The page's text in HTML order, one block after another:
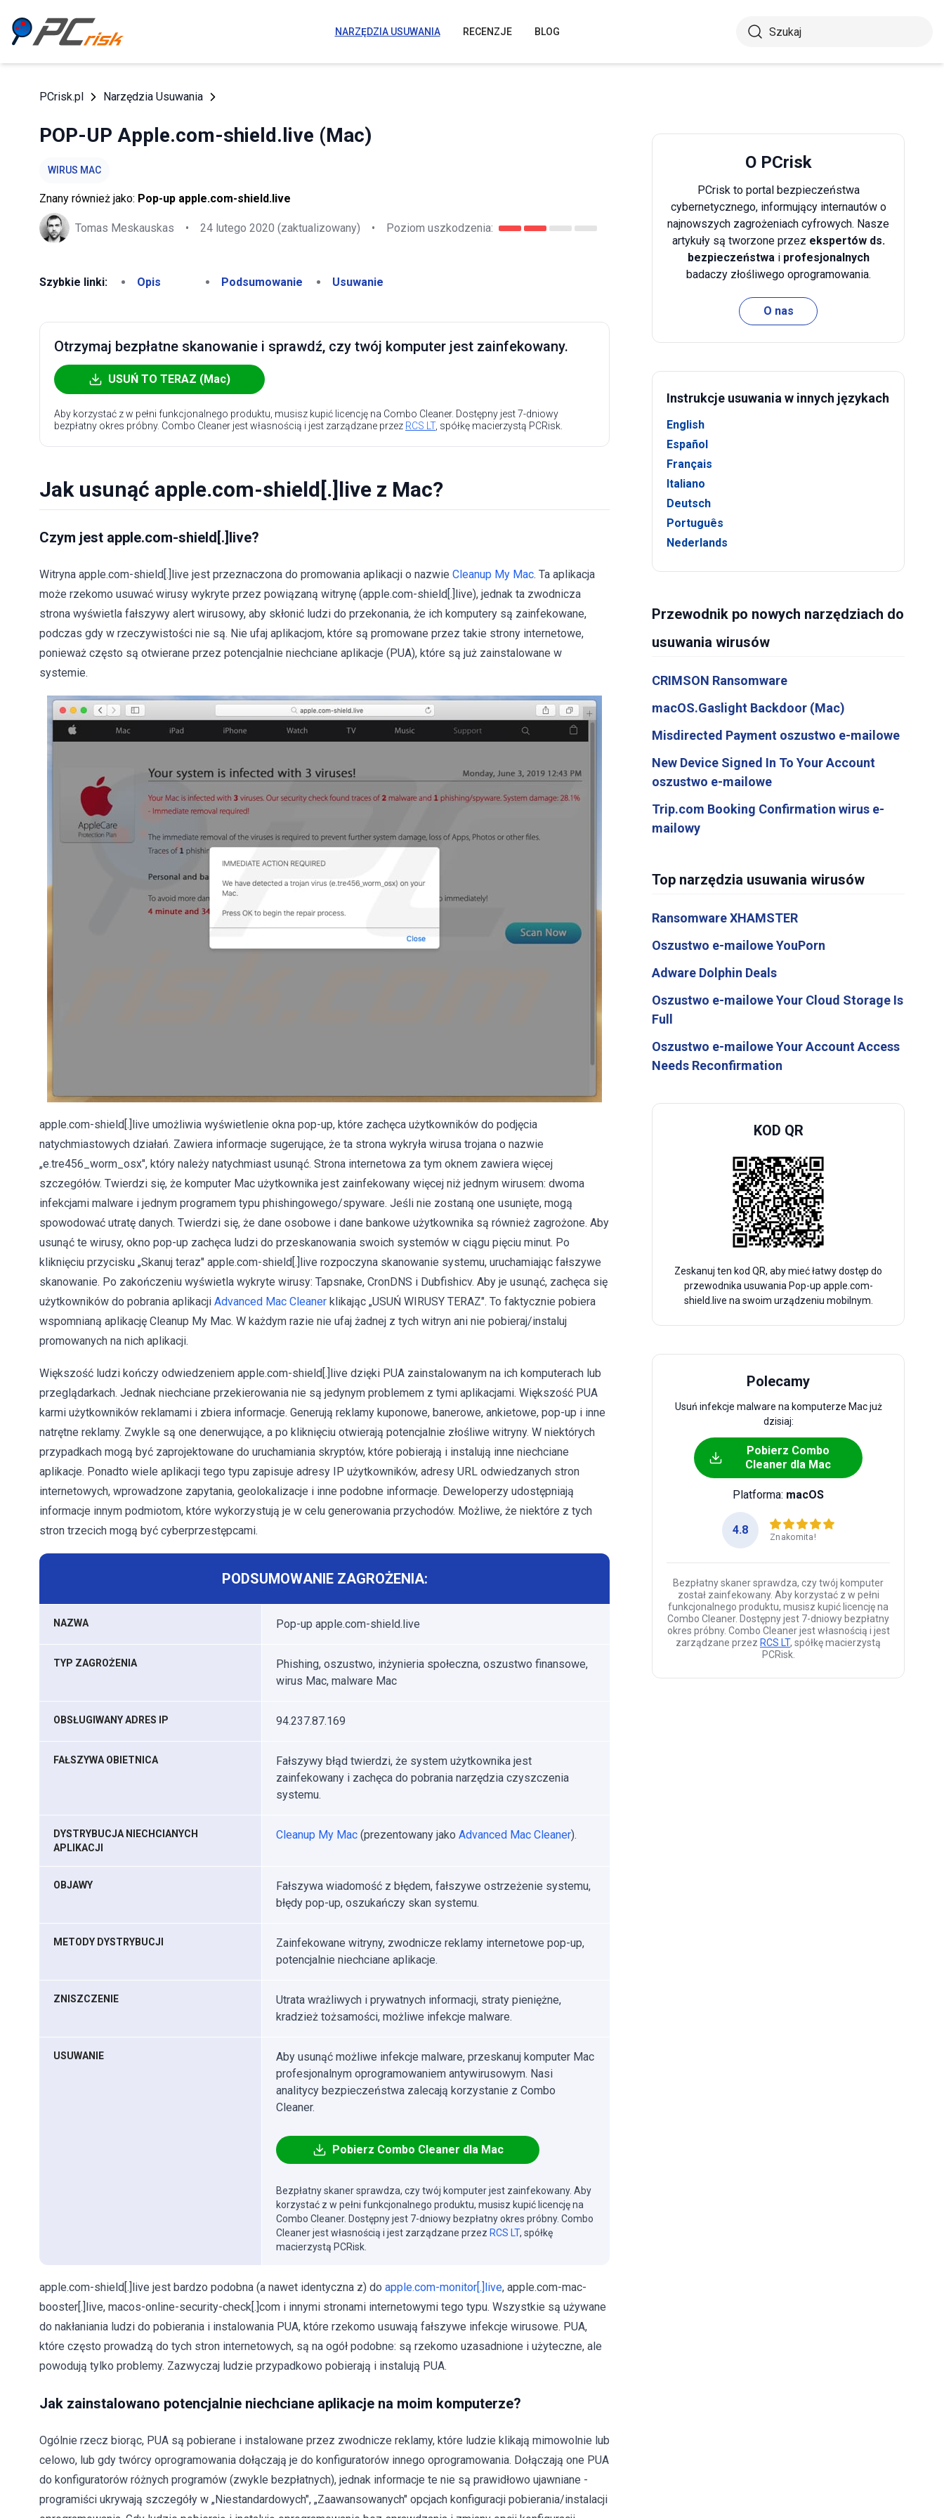
NARZĘDZIA USUWANIA RECENZJE BLOG
PCrisk.pl Narzędzia Usuwania
POP-UP Apple.com-shield.live (Mac)
WIRUS MAC
Znany również jako: Pop-up apple.com-shield.live
Tomas Meskauskas • 24 lutego 2020 (zaktualizowany) • Poziom uszkodzenia:
Szybkie linki: Opis Podsumowanie Usuwanie
Otrzymaj bezpłatne skanowanie i sprawdź, czy twój komputer jest zainfekowany.
USUŃ TO TERAZ (Mac)
Aby korzystać z w pełni funkcjonalnego produktu, musisz kupić licencję na Combo Cleaner. Dostępny jest 7-dniowy
bezpłatny okres próbny. Combo Cleaner jest własnością i jest zarządzane przez RCS LT, spółkę macierzystą PCRisk.
Jak usunąć apple.com-shield[.]live z Mac?
Czym jest apple.com-shield[.]live?
Witryna apple.com-shield[.]live jest przeznaczona do promowania aplikacji o nazwie Cleanup My Mac. Ta aplikacja
może rzekomo usuwać wirusy wykryte przez powiązaną witrynę (apple.com-shield[.]live), jednak ta zwodnicza
strona wyświetla fałszywy alert wirusowy, aby skłonić ludzi do przekonania, że ich komputery są zainfekowane,
podczas gdy w rzeczywistości nie są. Nie ufaj aplikacjom, które są promowane przez takie strony internetowe,
ponieważ często są otwierane przez potencjalnie niechciane aplikacje (PUA), które są już zainstalowane w
systemie.
apple.com-shield[.]live umożliwia wyświetlenie okna pop-up, które zachęca użytkowników do podjęcia
natychmiastowych działań. Zawiera informacje sugerujące, że ta strona wykryła wirusa trojana o nazwie
„e.tre456_worm_osx", który należy natychmiast usunąć. Strona internetowa za tym oknem zawiera więcej
szczegółów. Twierdzi się, że komputer Mac użytkownika jest zainfekowany więcej niż jednym wirusem: dwoma
infekcjami malware i jednym programem typu phishingowego/spyware. Jeśli nie zostaną one usunięte, mogą
spowodować utratę danych. Twierdzi się, że dane osobowe i dane bankowe użytkownika są również zagrożone. Aby
usunąć te wirusy, okno pop-up zachęca ludzi do przeskanowania swoich systemów w ciągu pięciu minut. Po
kliknięciu przycisku „Skanuj teraz" apple.com-shield[.]live rozpoczyna skanowanie systemu, uruchamiając fałszywe
skanowanie. Po zakończeniu wyświetla wykryte wirusy: Tapsnake, CronDNS i Dubfishicv. Aby je usunąć, zachęca się
użytkowników do pobrania aplikacji Advanced Mac Cleaner klikając „USUŃ WIRUSY TERAZ". To faktycznie pobiera
wspomnianą aplikację Cleanup My Mac. W każdym razie nie ufaj żadnej z tych witryn ani nie pobieraj/instaluj
promowanych na nich aplikacji.
Większość ludzi kończy odwiedzeniem apple.com-shield[.]live dzięki PUA zainstalowanym na ich komputerach lub
przeglądarkach. Jednak niechciane przekierowania nie są jedynym problemem z tymi aplikacjami. Większość PUA
karmi użytkowników reklamami i zbiera informacje. Generują reklamy kuponowe, banerowe, ankietowe, pop-up i inne
natrętne reklamy. Zwykle są one denerwujące, a po kliknięciu otwierają potencjalnie złośliwe witryny. W niektórych
przypadkach mogą być zaprojektowane do uruchamiania skryptów, które pobierają i instalują inne niechciane
aplikacje. Ponadto wiele aplikacji tego typu zapisuje adresy IP użytkowników, adresy URL odwiedzanych stron
internetowych, wprowadzone zapytania, geolokalizacje i inne podobne informacje. Deweloperzy udostępniają
informacje innym podmiotom, które wykorzystują je w celu generowania przychodów. Możliwe, że niektóre z tych
stron trzecich mogą być cyberprzestępcami.
PODSUMOWANIE ZAGROŻENIA:
NAZWA Pop-up apple.com-shield.live
TYP ZAGROŻENIA
Phishing, oszustwo, inżynieria społeczna, oszustwo finansowe,
wirus Mac, malware Mac
OBSŁUGIWANY ADRES IP 94.237.87.169
FAŁSZYWA OBIETNICA
Fałszywy błąd twierdzi, że system użytkownika jest
zainfekowany i zachęca do pobrania narzędzia czyszczenia
systemu.
DYSTRYBUCJA NIECHCIANYCH
APLIKACJI
Cleanup My Mac (prezentowany jako Advanced Mac Cleaner).
OBJAWY
Fałszywa wiadomość z błędem, fałszywe ostrzeżenie systemu,
błędy pop-up, oszukańczy skan systemu.
METODY DYSTRYBUCJI
Zainfekowane witryny, zwodnicze reklamy internetowe pop-up,
potencjalnie niechciane aplikacje.
ZNISZCZENIE
Utrata wrażliwych i prywatnych informacji, straty pieniężne,
kradzież tożsamości, możliwe infekcje malware.
USUWANIE
Aby usunąć możliwe infekcje malware, przeskanuj komputer Mac
profesjonalnym oprogramowaniem antywirusowym. Nasi
analitycy bezpieczeństwa zalecają korzystanie z Combo
Cleaner.
Pobierz Combo Cleaner dla Mac
Bezpłatny skaner sprawdza, czy twój komputer jest zainfekowany. Aby
korzystać z w pełni funkcjonalnego produktu, musisz kupić licencję na
Combo Cleaner. Dostępny jest 7-dniowy bezpłatny okres próbny. Combo
Cleaner jest własnością i jest zarządzane przez RCS LT, spółkę
macierzystą PCRisk.
apple.com-shield[.]live jest bardzo podobna (a nawet identyczna z) do apple.com-monitor[.]live, apple.com-mac-
booster[.]live, macos-online-security-check[.]com i innymi stronami internetowymi tego typu. Wszystkie są używane
do nakłaniania ludzi do pobierania i instalowania PUA, które rzekomo usuwają fałszywe infekcje wirusowe. PUA,
które często prowadzą do tych stron internetowych, są na ogół podobne: są rzekomo uzasadnione i użyteczne, ale
powodują tylko problemy. Zazwyczaj ludzie przypadkowo pobierają i instalują PUA.
Jak zainstalowano potencjalnie niechciane aplikacje na moim komputerze?
Ogólnie rzecz biorąc, PUA są pobierane i instalowane przez zwodnicze reklamy, które ludzie klikają mimowolnie lub
celowo, lub gdy twórcy oprogramowania dołączają je do konfiguratorów innego oprogramowania. Dołączają one PUA
do konfiguratorów różnych programów (zwykle bezpłatnych), jednak informacje te nie są prawidłowo ujawniane -
programiści ukrywają szczegóły w „Niestandardowych", „Zaawansowanych" opcjach konfiguracji pobierania/instalacji
O PCrisk
PCrisk to portal bezpieczeństwa
cybernetycznego, informujący internautów o
najnowszych zagrożeniach cyfrowych. Nasze
artykuły są tworzone przez ekspertów ds.
bezpieczeństwai profesjonalnych
badaczy złośliwego oprogramowania.
O nas
Instrukcje usuwania w innych językach
English
Español
Français
Italiano
Deutsch
Português
Nederlands
Przewodnik po nowych narzędziach do
usuwania wirusów
CRIMSON Ransomware
macOS.Gaslight Backdoor (Mac)
Misdirected Payment oszustwo e-mailowe
New Device Signed In To Your Account
oszustwo e-mailowe
Trip.com Booking Confirmation wirus e-
mailowy
Top narzędzia usuwania wirusów
Ransomware XHAMSTER
Oszustwo e-mailowe YouPorn
Adware Dolphin Deals
Oszustwo e-mailowe Your Cloud Storage Is
Full
Oszustwo e-mailowe Your Account Access
Needs Reconfirmation
KOD QR
Zeskanuj ten kod QR, aby mieć łatwy dostęp do
przewodnika usuwania Pop-up apple.com-
shield.live na swoim urządzeniu mobilnym.
Polecamy
Usuń infekcje malware na komputerze Mac już
dzisiaj:
Pobierz Combo
Cleaner dla Mac
Platforma: macOS
4.8
Znakomita!
Bezpłatny skaner sprawdza, czy twój komputer
został zainfekowany. Aby korzystać z w pełni
funkcjonalnego produktu, musisz kupić licencję na
Combo Cleaner. Dostępny jest 7-dniowy bezpłatny
okres próbny. Combo Cleaner jest własnością i jest
zarządzane przez RCS LT, spółkę macierzystą
PCRisk.